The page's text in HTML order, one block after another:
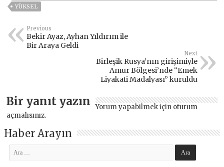
YÜKSEL
Previous
Bekir Ayaz, Ayhan Yıldırım ile
Bir Araya Geldi
Next
Birleşik Rusya’nın girişimiyle
Amur Bölgesi’nde “Emek
Liyakati Madalyası” kuruldu
Bir yanıt yazın Yorum yapabilmek için oturum
açmalısınız.
Haber Arayın